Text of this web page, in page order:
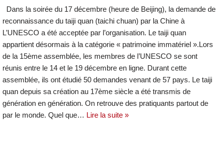
Dans la soirée du 17 décembre (heure de Beijing), la demande de
reconnaissance du taiji quan (taichi chuan) par la Chine à
L’UNESCO a été acceptée par l’organisation. Le taiji quan
appartient désormais à la catégorie « patrimoine immatériel ».Lors
de la 15ème assemblée, les membres de l’UNESCO se sont
réunis entre le 14 et le 19 décembre en ligne. Durant cette
assemblée, ils ont étudié 50 demandes venant de 57 pays. Le taiji
quan depuis sa création au 17ème siècle a été transmis de
génération en génération. On retrouve des pratiquants partout de
par le monde. Quel que… Lire la suite »